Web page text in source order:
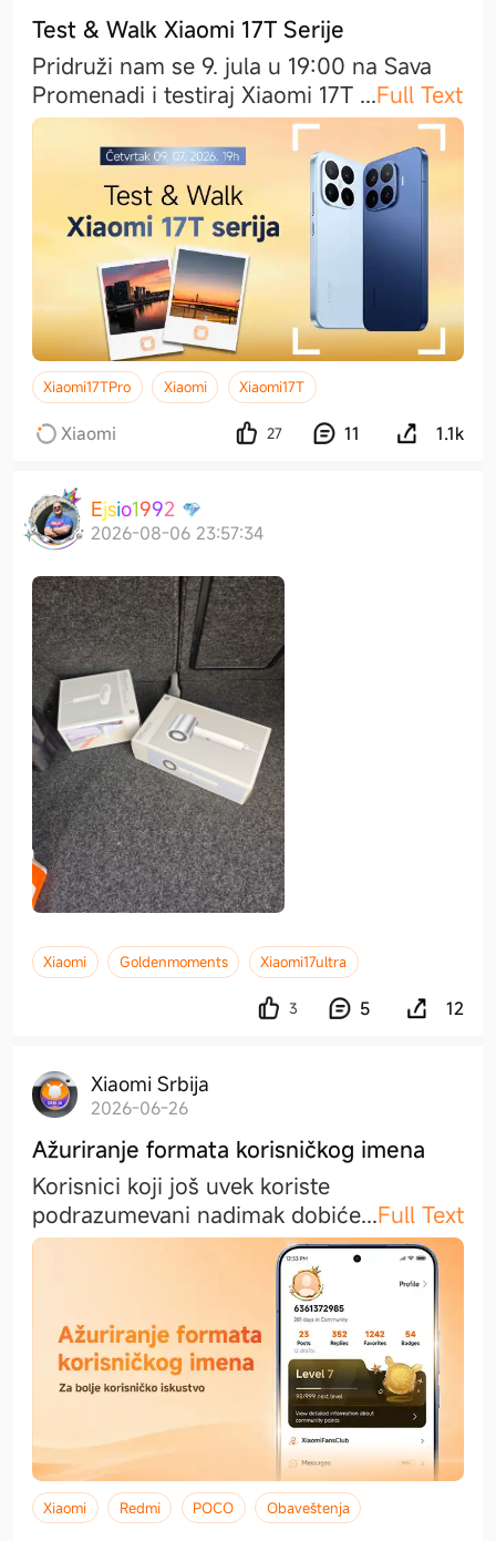
Test & Walk Xiaomi 17T Serije
Pridruži nam se 9. jula u 19:00 na Sava
Promenadi i testiraj Xiaomi 17T ...Full Text
Xiaomi17TPro Xiaomi Xiaomi17T
Xiaomi 27 11 1.1k
Ejsio1992
2026-08-06 23:57:34
Xiaomi Goldenmoments Xiaomi17ultra
3 5 12
Xiaomi Srbija
2026-06-26
Ažuriranje formata korisničkog imena
Korisnici koji još uvek koriste
podrazumevani nadimak dobiće...Full Text
Xiaomi Redmi POCO Obaveštenja